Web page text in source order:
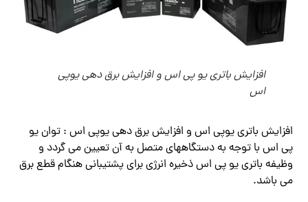
افزایش باتری یو پی اس و افزایش برق دهی یوپی
اس
افزایش باتری یوپی اس و افزایش برق دهی یوپی اس : توان یو
پی اس با توجه به دستگاههای متصل به آن تعیین می گردد و
وظیفه باتری یو پی اس ذخیره انرژی برای پشتیبانی هنگام قطع برق
می باشد.